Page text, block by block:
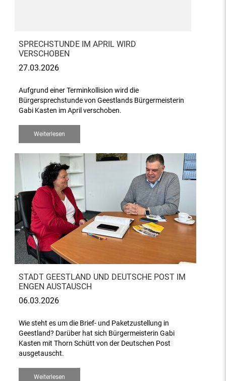
SPRECHSTUNDE IM APRIL WIRD
VERSCHOBEN
27.03.2026
Aufgrund einer Terminkollision wird die
Bürgersprechstunde von Geestlands Bürgermeisterin
Gabi Kasten im April verschoben.
Weiterlesen
STADT GEESTLAND UND DEUTSCHE POST IM
ENGEN AUSTAUSCH
06.03.2026
Wie steht es um die Brief- und Paketzustellung in
Geestland? Darüber hat sich Bürgermeisterin Gabi
Kasten mit Thorn Schütt von der Deutschen Post
ausgetauscht.
Weiterlesen